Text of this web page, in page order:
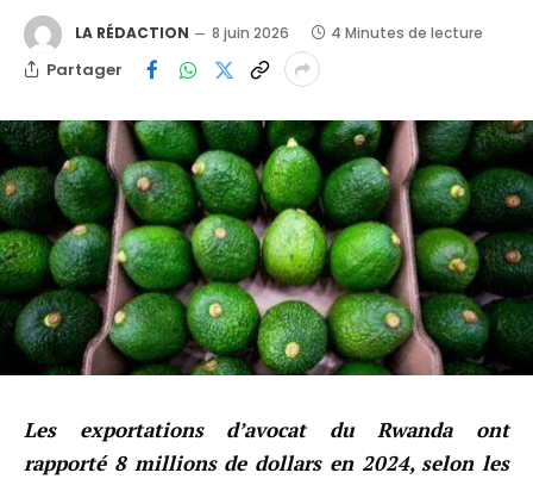
LA RÉDACTION 8 juin 2026 4 Minutes de lecture
Partager
Les exportations d’avocat du Rwanda ont
rapporté 8 millions de dollars en 2024, selon les